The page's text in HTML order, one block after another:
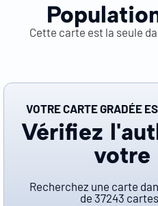
Cette carte est la seule
VOTRE CARTE GRADÉE
Vérifiez
votre
Recherchez une carte
de 37243